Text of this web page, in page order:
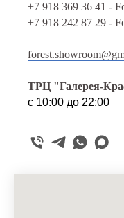
+7 918 369 36 41 -
+7 918 242 87 29 -
ТРЦ "Галерея-
с 10:00 до 22:00